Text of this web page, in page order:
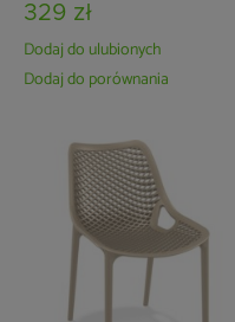
329 zł
Dodaj do ulubionych
Dodaj do porównania